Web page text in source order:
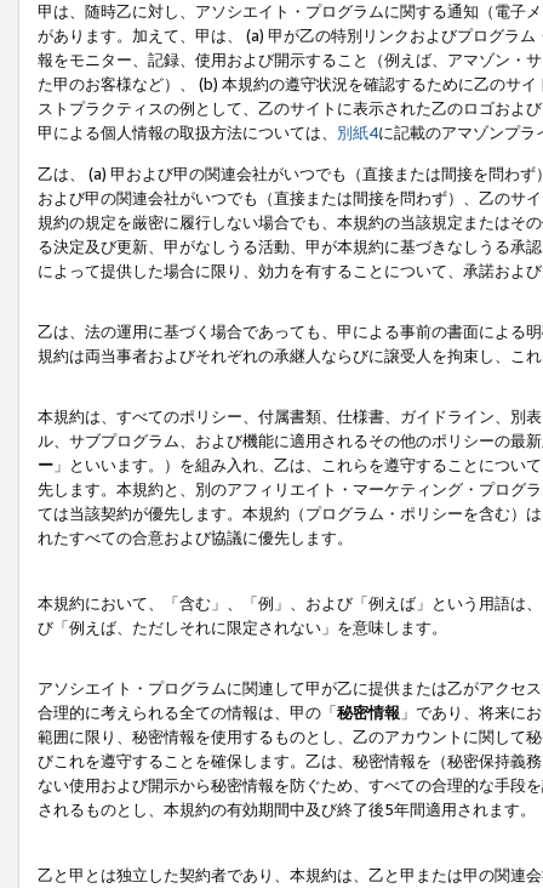
甲は、随時乙に対し、アソシエイト・プログラムに関する通知（電子
があります。加えて、甲は、 (a) 甲が乙の特別リンクおよびプログラ
報をモニター、記録、使用および開示すること（例えば、アマゾン・
た甲のお客様など）、 (b) 本規約の遵守状況を確認するために乙のサ
ストプラクティスの例として、乙のサイトに表示された乙のロゴおよ
甲による個人情報の取扱方法については、 別紙4に記載のアマゾンプ
乙は、 (a) 甲および甲の関連会社がいつでも（直接または間接を問わ
および甲の関連会社がいつでも（直接または間接を問わず）、乙のサ
規約の規定を厳密に履行しない場合でも、本規約の当該規定またはそ
る決定及び更新、甲がなしうる活動、甲が本規約に基づきなしうる承
によって提供した場合に限り、効力を有することについて、承諾およ
乙は、法の運用に基づく場合であっても、甲による事前の書面による
規約は両当事者およびそれぞれの承継人ならびに譲受人を拘束し、こ
本規約は、すべてのポリシー、付属書類、仕様書、ガイドライン、別
ル、サブプログラム、および機能に適用されるその他のポリシーの最
ー 」といいます。）を組み入れ、乙は、これらを遵守することにつ
先します。本規約と、別のアフィリエイト・マーケティング・プログ
ては当該契約が優先します。本規約（プログラム・ポリシーを含む）
れたすべての合意および協議に優先します。
本規約において、「含む」、「例」、および「例えば」という用語は
び「例えば、ただしそれに限定されない」を意味します。
アソシエイト・プログラムに関連して甲が乙に提供または乙がアクセ
合理的に考えられる全ての情報は、甲の「秘密情報 」であり、将来に
範囲に限り、秘密情報を使用するものとし、乙のアカウントに関して
びこれを遵守することを確保します。乙は、秘密情報を（秘密保持義
ない使用および開示から秘密情報を防ぐため、すべての合理的な手段
されるものとし、本規約の有効期間中及び終了後5年間適用されます。
乙と甲とは独立した契約者であり、本規約は、乙と甲または甲の関連